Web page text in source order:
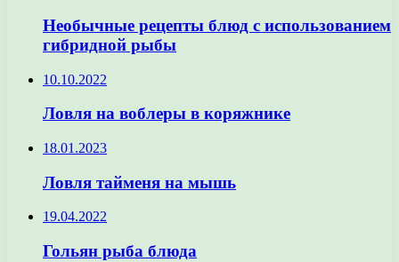
Необычные рецепты блюд с использованием
гибридной рыбы
10.10.2022
Ловля на воблеры в коряжнике
18.01.2023
Ловля тайменя на мышь
19.04.2022
Гольян рыба блюда